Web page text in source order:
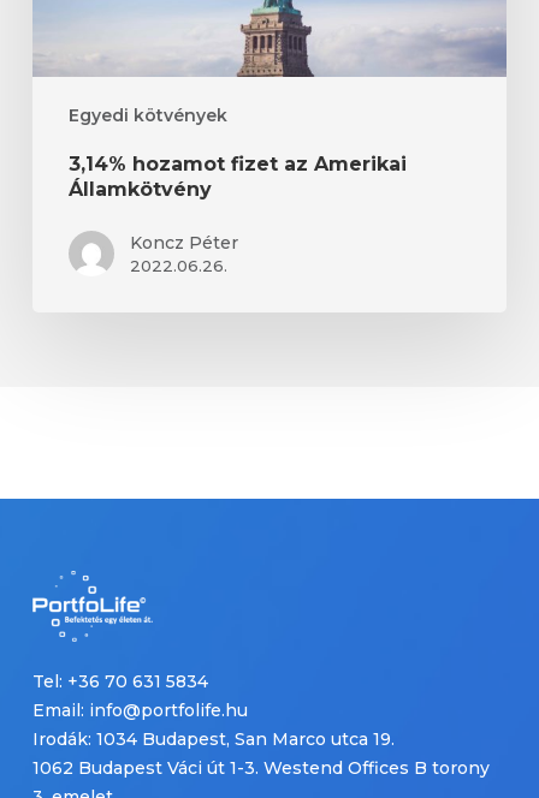
Egyedi kötvények
3,14% hozamot fizet az Amerikai
Államkötvény
Koncz Péter
2022.06.26.
Tel: +36 70 631 5834
Email: info@portfolife.hu
Irodák: 1034 Budapest, San Marco utca 19.
1062 Budapest Váci út 1-3. Westend Offices B torony